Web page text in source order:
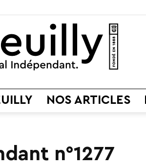
Neuilly
NOS ARTICLES
n°1277